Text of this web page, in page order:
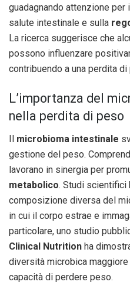
guadagnando attenzione
salute intestinale e sulla
La ricerca suggerisce che
possono influenzare
contribuendo a una perdita
L’importanza del
nella perdita di peso
Il microbioma intestinale
gestione del peso.
lavorano in sinergia per
metabolico. Studi scientifici
composizione diversa del
in cui il corpo estrae e
particolare, uno studio
Clinical Nutrition ha
diversità microbica
capacità di perdere peso.